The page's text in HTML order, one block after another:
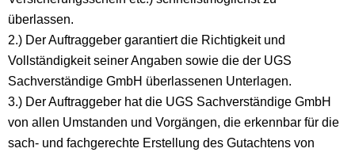
überlassen.
2.) Der Auftraggeber garantiert die Richtigkeit und
Vollständigkeit seiner Angaben sowie die der UGS
Sachverständige GmbH überlassenen Unterlagen.
3.) Der Auftraggeber hat die UGS Sachverständige GmbH
von allen Umstanden und Vorgängen, die erkennbar für die
sach- und fachgerechte Erstellung des Gutachtens von